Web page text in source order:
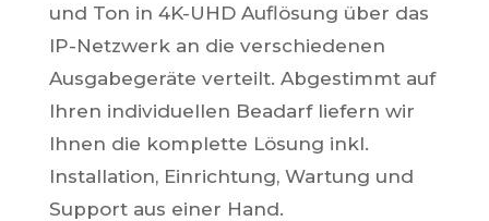
und Ton in 4K-UHD Auflösung über das
IP-Netzwerk an die verschiedenen
Ausgabegeräte verteilt. Abgestimmt auf
Ihren individuellen Beadarf liefern wir
Ihnen die komplette Lösung inkl.
Installation, Einrichtung, Wartung und
Support aus einer Hand.